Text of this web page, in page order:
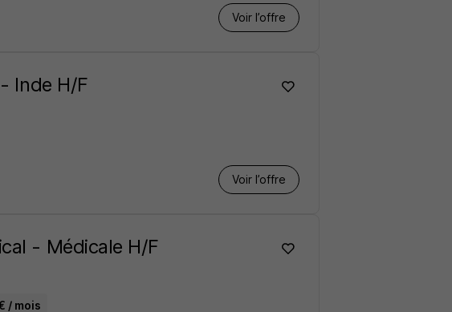
Voir l’offre
Inde H/F
Voir l’offre
- Médicale H/F
/ mois